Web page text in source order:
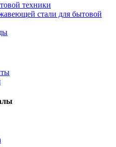
техники
стали для бытовой